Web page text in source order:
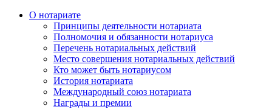
О нотариате
Принципы деятельности нотариата
Полномочия и обязанности нотариуса
Перечень нотариальных действий
Место совершения нотариальных действий
Кто может быть нотариусом
История нотариата
Международный союз нотариата
Награды и премии